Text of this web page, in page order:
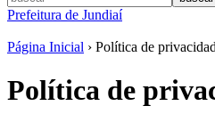
Prefeitura de Jundiaí
Página Inicial › Política de
Política de